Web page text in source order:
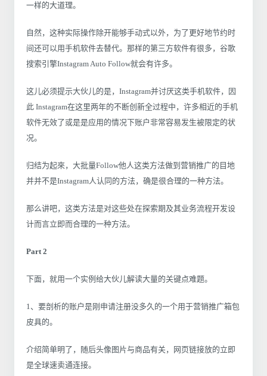
一样的大道理。
自然，这种实际操作除开能够手动式以外，为了更好地节约时
间还可以用手机软件去替代。那样的第三方软件有很多，谷歌
搜索引擎Instagram Auto Follow就会有许多。
这儿必须提示大伙儿的是，Instagram并讨厌这类手机软件，因
此 Instagram在这里两年的不断创新全过程中，许多相近的手机
软件无效了或是是应用的情况下账户非常容易发生被限定的状
况。
归结为起來，大批量Follow他人这类方法做到营销推广的目地
并并不是Instagram人认同的方法，确是很合理的一种方法。
那么讲吧，这类方法是对这些处在探索期及其业务流程开发设
计而言立即而合理的一种方法。
Part 2
下面，就用一个实例给大伙儿解读大量的关键点难题。
1、要剖析的账户是刚申请注册没多久的一个用于营销推广箱包
皮具的。
介绍简单明了，随后头像图片与商品有关，网页链接放的立即
是全球速卖通连接。